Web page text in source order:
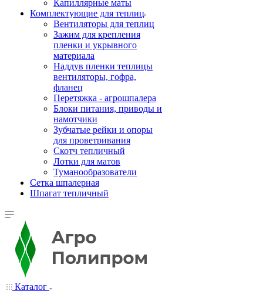
Капиллярные маты
Комплектующие для теплиц
Вентиляторы для теплиц
Зажим для крепления
пленки и укрывного
материала
Наддув пленки теплицы
вентиляторы, гофра,
фланец
Перетяжка - агрошпалера
Блоки питания, приводы и
намотчики
Зубчатые рейки и опоры
для проветривания
Скотч тепличный
Лотки для матов
Туманообразователи
Сетка шпалерная
Шпагат тепличный
Каталог